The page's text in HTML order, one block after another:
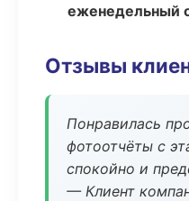
еженедельный
Отзывы
Понравилась
фотоотчёты с
спокойно и
— Клиент